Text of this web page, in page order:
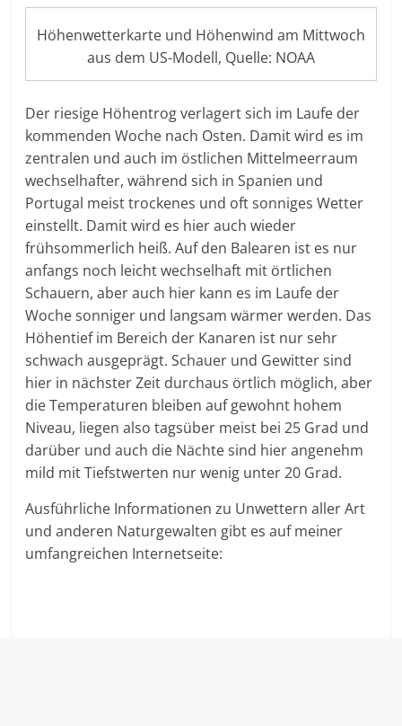
Höhenwetterkarte und Höhenwind am Mittwoch
aus dem US-Modell, Quelle: NOAA
Der riesige Höhentrog verlagert sich im Laufe der
kommenden Woche nach Osten. Damit wird es im
zentralen und auch im östlichen Mittelmeerraum
wechselhafter, während sich in Spanien und
Portugal meist trockenes und oft sonniges Wetter
einstellt. Damit wird es hier auch wieder
frühsommerlich heiß. Auf den Balearen ist es nur
anfangs noch leicht wechselhaft mit örtlichen
Schauern, aber auch hier kann es im Laufe der
Woche sonniger und langsam wärmer werden. Das
Höhentief im Bereich der Kanaren ist nur sehr
schwach ausgeprägt. Schauer und Gewitter sind
hier in nächster Zeit durchaus örtlich möglich, aber
die Temperaturen bleiben auf gewohnt hohem
Niveau, liegen also tagsüber meist bei 25 Grad und
darüber und auch die Nächte sind hier angenehm
mild mit Tiefstwerten nur wenig unter 20 Grad.
Ausführliche Informationen zu Unwettern aller Art
und anderen Naturgewalten gibt es auf meiner
umfangreichen Internetseite: